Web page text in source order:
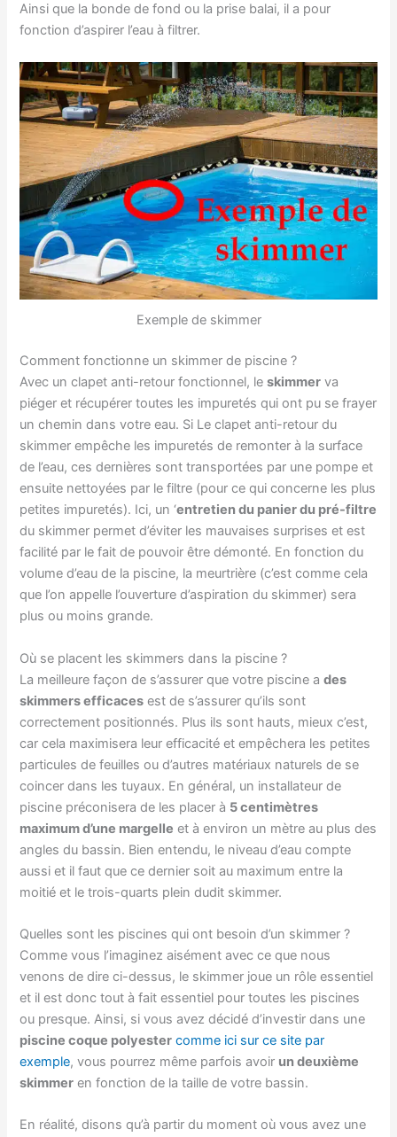
Ainsi que la bonde de fond ou la prise balai, il a pour
fonction d’aspirer l’eau à filtrer.
Exemple de skimmer
Comment fonctionne un skimmer de piscine ?
Avec un clapet anti-retour fonctionnel, leskimmer va
piéger et récupérer toutes les impuretés qui ont pu se frayer
un chemin dans votre eau. Si Le clapet anti-retour du
skimmer empêche les impuretés de remonter à la surface
de l’eau, ces dernières sont transportées par une pompe et
ensuite nettoyées par le filtre (pour ce qui concerne les plus
petites impuretés). Ici, un ‘entretien du panier du pré-filtre
du skimmer permet d’éviter les mauvaises surprises et est
facilité par le fait de pouvoir être démonté. En fonction du
volume d’eau de la piscine, la meurtrière (c’est comme cela
que l’on appelle l’ouverture d’aspiration du skimmer) sera
plus ou moins grande.
Où se placent les skimmers dans la piscine ?
La meilleure façon de s’assurer que votre piscine ades
skimmers efficaces est de s’assurer qu’ils sont
correctement positionnés. Plus ils sont hauts, mieux c’est,
car cela maximisera leur efficacité et empêchera les petites
particules de feuilles ou d’autres matériaux naturels de se
coincer dans les tuyaux. En général, un installateur de
piscine préconisera de les placer à 5 centimètres
maximum d’une margelle et à environ un mètre au plus des
angles du bassin. Bien entendu, le niveau d’eau compte
aussi et il faut que ce dernier soit au maximum entre la
moitié et le trois-quarts plein dudit skimmer.
Quelles sont les piscines qui ont besoin d’un skimmer ?
Comme vous l’imaginez aisément avec ce que nous
venons de dire ci-dessus, le skimmer joue un rôle essentiel
et il est donc tout à fait essentiel pour toutes les piscines
ou presque. Ainsi, si vous avez décidé d’investir dans une
piscine coque polyester comme ici sur ce site par
exemple, vous pourrez même parfois avoir un deuxième
skimmer en fonction de la taille de votre bassin.
En réalité, disons qu’à partir du moment où vous avez une